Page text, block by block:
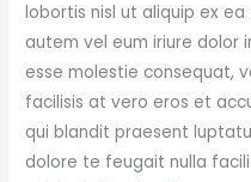
lobortis nisl ut aliquip ex
autem vel eum iriure dolor
esse molestie consequat,
facilisis at vero eros et
qui blandit praesent
dolore te feugait nulla